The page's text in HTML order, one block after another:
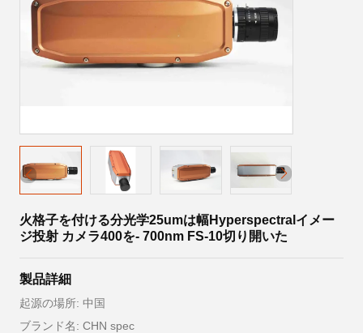
火格子を付ける分光学25umは幅Hyperspectralイメー
ジ投射 カメラ400を- 700nm FS-10切り開いた
製品詳細
起源の場所: 中国
ブランド名: CHN spec